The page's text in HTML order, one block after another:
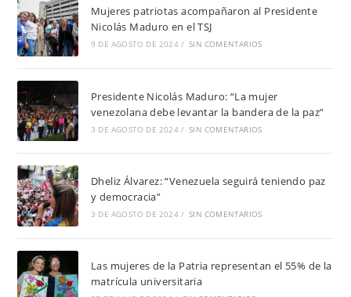
Mujeres patriotas acompañaron al Presidente
Nicolás Maduro en el TSJ
9 DE AGOSTO DE 2024 / SIN COMENTARIOS
Presidente Nicolás Maduro: “La mujer
venezolana debe levantar la bandera de la paz”
3 DE AGOSTO DE 2024 / SIN COMENTARIOS
Dheliz Álvarez: “Venezuela seguirá teniendo paz
y democracia”
3 DE AGOSTO DE 2024 / SIN COMENTARIOS
Las mujeres de la Patria representan el 55% de la
matrícula universitaria